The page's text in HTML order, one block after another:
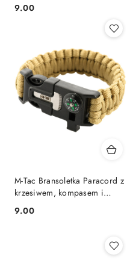
Cena:
9.00
M-Tac Bransoletka Paracord z
krzesiwem, kompasem i
Cena:
9.00